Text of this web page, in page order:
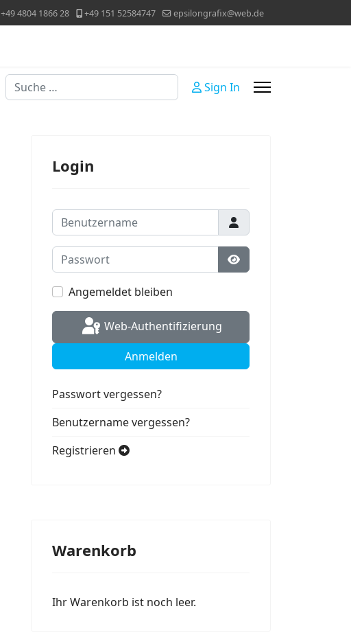
+49 4804 1866 28 +49 151 52584747 epsilongrafix@web.de
Suchen Sign In
Login
Benutzername
Passwort
Passwort anzeigen
Angemeldet bleiben
Web-Authentifizierung
Anmelden
Passwort vergessen?
Benutzername vergessen?
Registrieren
Warenkorb
Ihr Warenkorb ist noch leer.